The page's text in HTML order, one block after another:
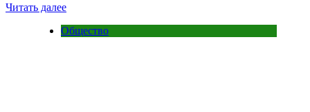
Читать далее
Общество